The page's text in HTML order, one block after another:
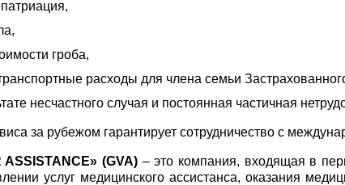
гроба,
расходы для члена семьи
несчастного случая и постоянная частичная
за рубежом гарантирует сотрудничество с
(GVA) – это компания, входящая в
услуг медицинского ассистанса, оказания